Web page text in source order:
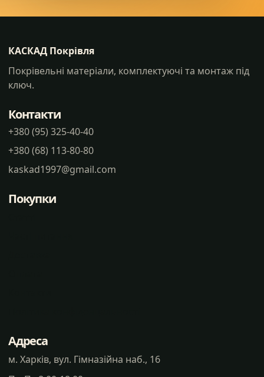
КАСКАД Покрівля
Покрівельні матеріали, комплектуючі та монтаж під
ключ.
Контакти
+380 (95) 325-40-40
+380 (68) 113-80-80
kaskad1997@gmail.com
Покупки
Адреса
м. Харків, вул. Гімназійна наб., 16